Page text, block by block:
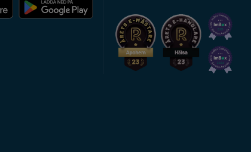
2024